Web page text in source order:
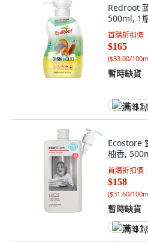
Redroot
500ml, 1
首購折扣價
$165
($33.00/
暫時缺貨
满
Ecostore
柚香,
首購折扣價
$158
($31.60/
暫時缺貨
满